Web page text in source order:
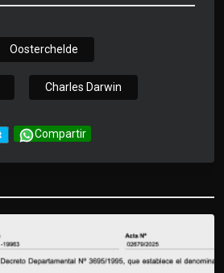
Oosterchelde
Charles Darwin
Compartir